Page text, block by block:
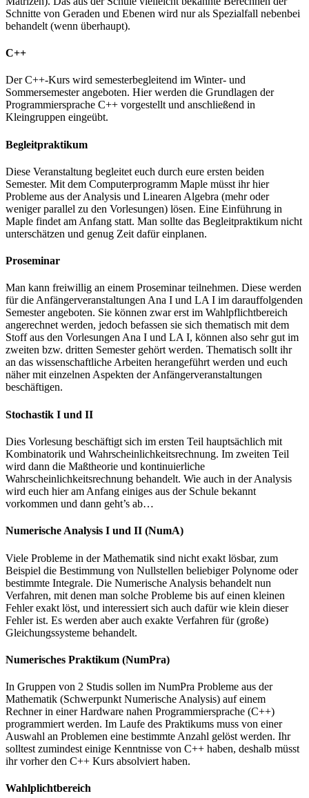
Schnitte von Geraden und Ebenen wird nur als Spezialfall nebenbei
behandelt (wenn überhaupt).
C++
Der C++-Kurs wird semesterbegleitend im Winter- und
Sommersemester angeboten. Hier werden die Grundlagen der
Programmiersprache C++ vorgestellt und anschließend in
Kleingruppen eingeübt.
Begleitpraktikum
Diese Veranstaltung begleitet euch durch eure ersten beiden
Semester. Mit dem Computerprogramm Maple müsst ihr hier
Probleme aus der Analysis und Linearen Algebra (mehr oder
weniger parallel zu den Vorlesungen) lösen. Eine Einführung in
Maple findet am Anfang statt. Man sollte das Begleitpraktikum nicht
unterschätzen und genug Zeit dafür einplanen.
Proseminar
Man kann freiwillig an einem Proseminar teilnehmen. Diese werden
für die Anfängerveranstaltungen Ana I und LA I im darauffolgenden
Semester angeboten. Sie können zwar erst im Wahlpflichtbereich
angerechnet werden, jedoch befassen sie sich thematisch mit dem
Stoff aus den Vorlesungen Ana I und LA I, können also sehr gut im
zweiten bzw. dritten Semester gehört werden. Thematisch sollt ihr
an das wissenschaftliche Arbeiten herangeführt werden und euch
näher mit einzelnen Aspekten der Anfängerveranstaltungen
beschäftigen.
Stochastik I und II
Dies Vorlesung beschäftigt sich im ersten Teil hauptsächlich mit
Kombinatorik und Wahrscheinlichkeitsrechnung. Im zweiten Teil
wird dann die Maßtheorie und kontinuierliche
Wahrscheinlichkeitsrechnung behandelt. Wie auch in der Analysis
wird euch hier am Anfang einiges aus der Schule bekannt
vorkommen und dann geht’s ab…
Numerische Analysis I und II (NumA)
Viele Probleme in der Mathematik sind nicht exakt lösbar, zum
Beispiel die Bestimmung von Nullstellen beliebiger Polynome oder
bestimmte Integrale. Die Numerische Analysis behandelt nun
Verfahren, mit denen man solche Probleme bis auf einen kleinen
Fehler exakt löst, und interessiert sich auch dafür wie klein dieser
Fehler ist. Es werden aber auch exakte Verfahren für (große)
Gleichungssysteme behandelt.
Numerisches Praktikum (NumPra)
In Gruppen von 2 Studis sollen im NumPra Probleme aus der
Mathematik (Schwerpunkt Numerische Analysis) auf einem
Rechner in einer Hardware nahen Programmiersprache (C++)
programmiert werden. Im Laufe des Praktikums muss von einer
Auswahl an Problemen eine bestimmte Anzahl gelöst werden. Ihr
solltest zumindest einige Kenntnisse von C++ haben, deshalb müsst
ihr vorher den C++ Kurs absolviert haben.
Wahlplichtbereich